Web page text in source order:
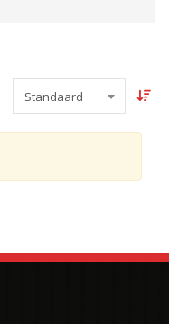
Standaard